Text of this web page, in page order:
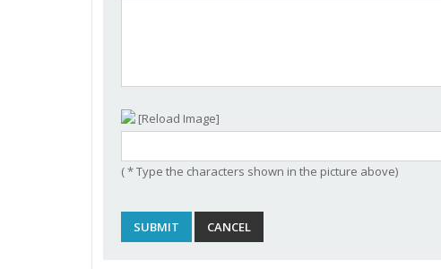
[Reload Image]
( * Type the characters shown in the picture above)